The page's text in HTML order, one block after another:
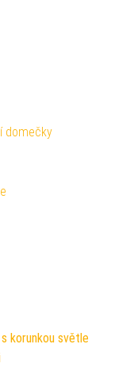
domečky
korunkou světle